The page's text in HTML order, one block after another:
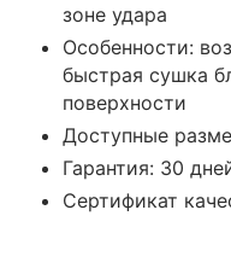
зоне удара
Особенности:
быстрая сушка
поверхности
Доступные
Гарантия: 30
Сертификат